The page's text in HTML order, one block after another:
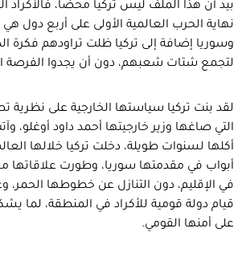
بيد أن هذا الملف ليس تركياً محضاً، فالأكراد
نهاية الحرب العالمية الأولى على أربع دول هي
وسوريا إضافة إلى تركيا ظلت تراودهم فكرة
لتجمع شتات شعبهم، دون أن يجدوا الفرصة
لقد بنت تركيا سياستها الخارجية على نظرية
التي صاغها وزير خارجيتها أحمد داود أوغلو،
أكلها لسنوات طويلة، دخلت تركيا خلالها
أبواب في مقدمتها سوريا، وطورت علاقاتها
في الإقليم، دون التنازل عن خطوطها
قيام دولة قومية للأكراد في المنطقة، لما
على أمنها القومي.